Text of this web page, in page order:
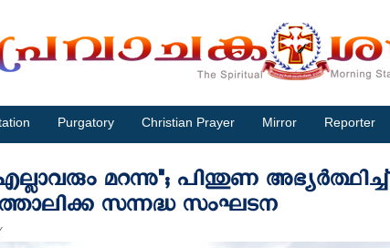
Purgatory Christian Prayer Mirror Reporter
മറന്നു"; പിന്തുണ അഭ്യര്‍ത്ഥിച്ച്
സന്നദ്ധ സംഘടന